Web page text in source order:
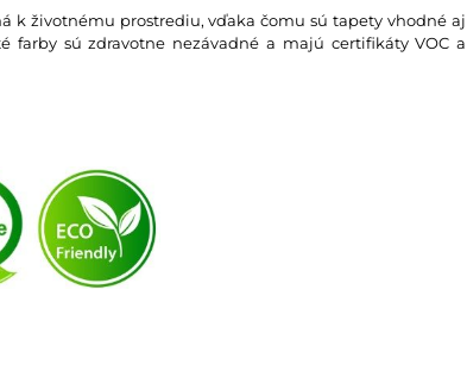
k životnému prostrediu, vďaka čomu sú tapety vhodné aj
farby sú zdravotne nezávadné a majú certifikáty VOC a